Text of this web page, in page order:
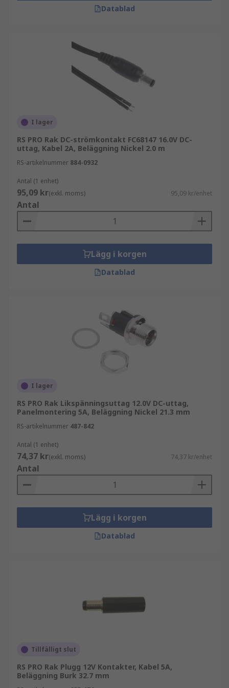
Datablad
I lager
RS PRO Rak DC-strömkontakt FC68147 16.0V DC-
uttag, Kabel 2A, Beläggning Nickel 2.0 m
RS-artikelnummer 884-0932
Antal (1 enhet)
95,09 kr(exkl. moms) 95,09 kr/enhet
Antal
Lägg i korgen
Datablad
I lager
RS PRO Rak Likspänningsuttag 12.0V DC-uttag,
Panelmontering 5A, Beläggning Nickel 21.3 mm
RS-artikelnummer 487-842
Antal (1 enhet)
74,37 kr(exkl. moms) 74,37 kr/enhet
Antal
Lägg i korgen
Datablad
Tillfälligt slut
RS PRO Rak Plugg 12V Kontakter, Kabel 5A,
Beläggning Burk 32.7 mm